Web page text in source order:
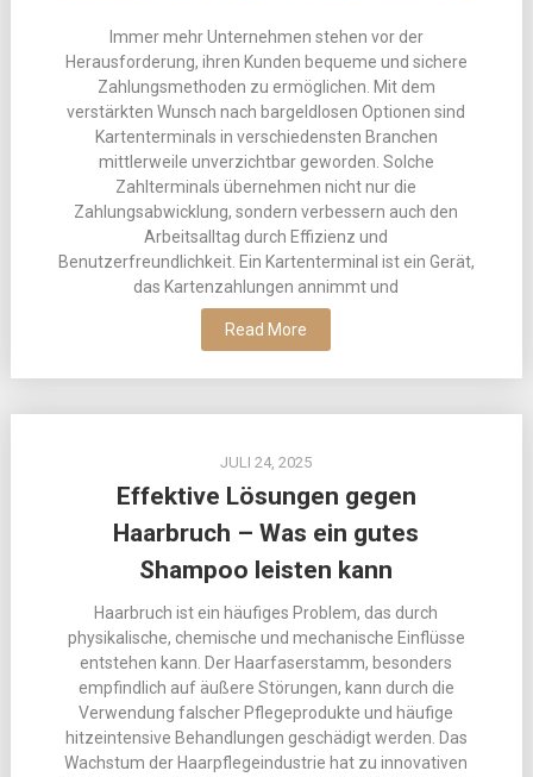
Immer mehr Unternehmen stehen vor der
Herausforderung, ihren Kunden bequeme und sichere
Zahlungsmethoden zu ermöglichen. Mit dem
verstärkten Wunsch nach bargeldlosen Optionen sind
Kartenterminals in verschiedensten Branchen
mittlerweile unverzichtbar geworden. Solche
Zahlterminals übernehmen nicht nur die
Zahlungsabwicklung, sondern verbessern auch den
Arbeitsalltag durch Effizienz und
Benutzerfreundlichkeit. Ein Kartenterminal ist ein Gerät,
das Kartenzahlungen annimmt und
Read More
JULI 24, 2025
Effektive Lösungen gegen
Haarbruch – Was ein gutes
Shampoo leisten kann
Haarbruch ist ein häufiges Problem, das durch
physikalische, chemische und mechanische Einflüsse
entstehen kann. Der Haarfaserstamm, besonders
empfindlich auf äußere Störungen, kann durch die
Verwendung falscher Pflegeprodukte und häufige
hitzeintensive Behandlungen geschädigt werden. Das
Wachstum der Haarpflegeindustrie hat zu innovativen